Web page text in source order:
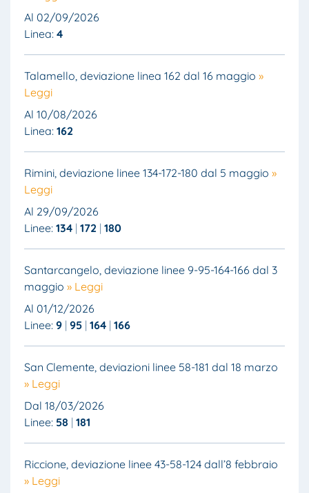
Al 02/09/2026
Linea: 4
Talamello, deviazione linea 162 dal 16 maggio »
Leggi
Al 10/08/2026
Linea: 162
Rimini, deviazione linee 134-172-180 dal 5 maggio »
Leggi
Al 29/09/2026
Linee: 134 172 180
Santarcangelo, deviazione linee 9-95-164-166 dal 3
maggio » Leggi
Al 01/12/2026
Linee: 9 95 164 166
San Clemente, deviazioni linee 58-181 dal 18 marzo
» Leggi
Dal 18/03/2026
Linee: 58 181
Riccione, deviazione linee 43-58-124 dall’8 febbraio
» Leggi